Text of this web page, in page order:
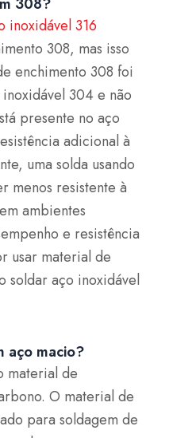
inoxidável 316
308, mas isso
enchimento 308 foi
304 e não
presente no aço
adicional à
uma solda usando
menos resistente à
ambientes
e resistência
usar material de
soldar aço inoxidável
aço macio?
material de
O material de
para soldagem de